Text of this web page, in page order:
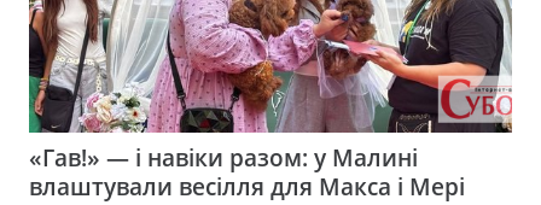
«Гав!» — і навіки разом: у Малині
влаштували весілля для Макса і Мері